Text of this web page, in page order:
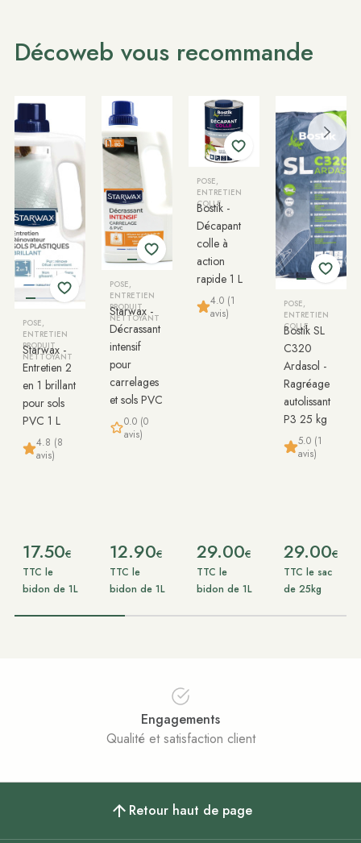
Décoweb vous recommande
POSE,
ENTRETIEN
PRODUIT
NETTOYANT
Starwax -
Entretien 2
en 1 brillant
pour sols
PVC 1 L
4.8 (8
avis)
17.50€
TTC le
bidon de 1L
POSE,
ENTRETIEN
PRODUIT
NETTOYANT
Starwax -
Décrassant
intensif
pour
carrelages
et sols PVC
0.0 (0
avis)
12.90€
TTC le
bidon de 1L
POSE,
ENTRETIEN
COLLE
Bostik -
Décapant
colle à
action
rapide 1 L
4.0 (1
avis)
29.00€
TTC le
bidon de 1L
POSE,
ENTRETIEN
COLLE
Bostik SL
C320
Ardasol -
Ragréage
autolissant
P3 25 kg
5.0 (1
avis)
29.00€
TTC le sac
de 25kg
Engagements
Qualité et satisfaction client
Retour haut de page